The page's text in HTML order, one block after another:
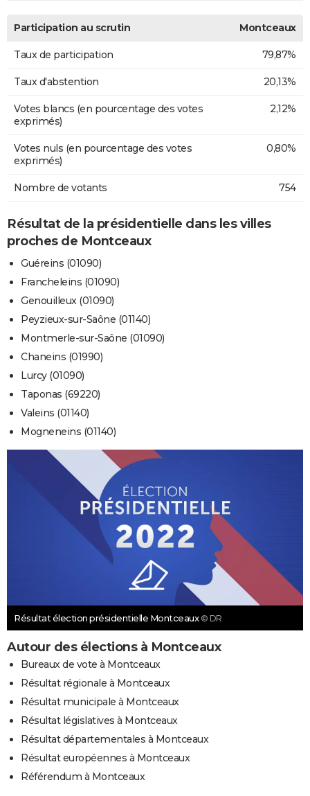
Participation au scrutin Montceaux
Taux de participation 79,87%
Taux d'abstention 20,13%
Votes blancs (en pourcentage des votes
exprimés)
2,12%
Votes nuls (en pourcentage des votes
exprimés)
0,80%
Nombre de votants 754
Résultat de la présidentielle dans les villes
proches de Montceaux
Guéreins (01090)
Francheleins (01090)
Genouilleux (01090)
Peyzieux-sur-Saône (01140)
Montmerle-sur-Saône (01090)
Chaneins (01990)
Lurcy (01090)
Taponas (69220)
Valeins (01140)
Mogneneins (01140)
Résultat élection présidentielle Montceaux © DR
Autour des élections à Montceaux
Bureaux de vote à Montceaux
Résultat régionale à Montceaux
Résultat municipale à Montceaux
Résultat législatives à Montceaux
Résultat départementales à Montceaux
Résultat européennes à Montceaux
Référendum à Montceaux